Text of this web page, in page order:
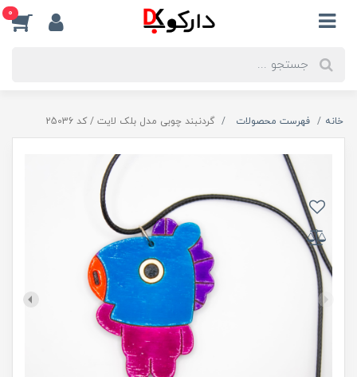
0
خانه فهرست محصولات گردنبند چوبی مدل بلک لایت / کد 25036